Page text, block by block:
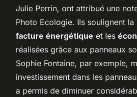
Julie Perrin, ont attribué une
Photo Ecologie. Ils soulignent la
facture énergétique et les
réalisées grâce aux panneaux
Sophie Fontaine, par exemple,
investissement dans les
a permis de diminuer